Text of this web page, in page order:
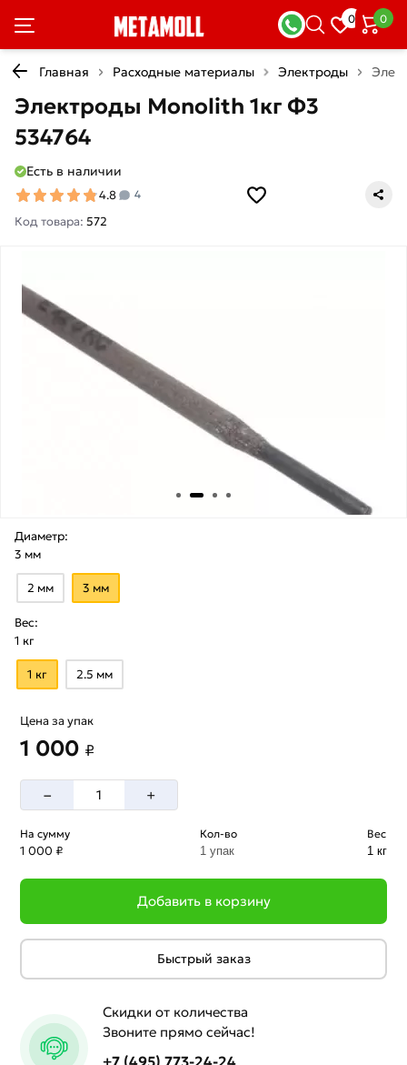
0 0
Главная Расходные материалы Электроды
Электроды Monolith 1кг Ф3
534764
Есть в наличии
4.8 4
Код товара: 572
Диаметр:
3 мм
2 мм 3 мм
Вес:
1 кг
1 кг 2.5 мм
Цена за упак
1 000 ₽
– +
На сумму
1 000 ₽
Кол-во
1 упак
Вес
1 кг
Добавить в корзину
Быстрый заказ
Скидки от количества
Звоните прямо сейчас!
+7 (495) 773-24-24